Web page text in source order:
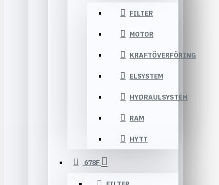
FILTER
MOTOR
KRAFTÖVERFÖRING
ELSYSTEM
HYDRAULSYSTEM
RAM
HYTT
678F